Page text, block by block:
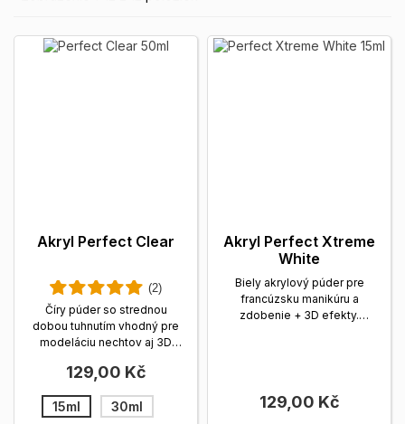
Akryl Perfect Clear
(2)
Číry púder so strednou
dobou tuhnutím vhodný pre
modeláciu nechtov aj 3D
viac
129,00 Kč
15ml
30ml
Akryl Perfect Xtreme
White
Biely akrylový púder pre
francúzsku manikúru a
zdobenie + 3D efekty.
129,00 Kč